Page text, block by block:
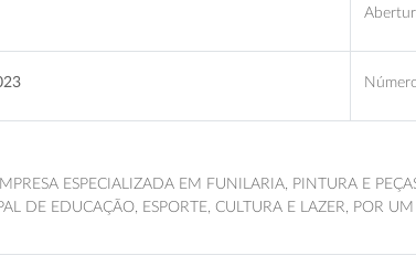
ESPECIALIZADA EM FUNILARIA, PINTURA E
DE EDUCAÇÃO, ESPORTE, CULTURA E LAZER, POR